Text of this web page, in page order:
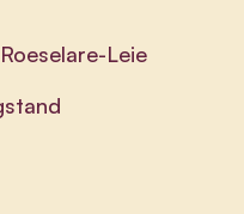
Leie